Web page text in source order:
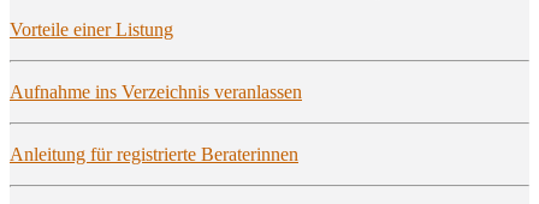
Vor­tei­le einer Listung
Auf­nah­me ins Ver­zeich­nis veranlassen
Anlei­tung für regis­trier­te Beraterinnen